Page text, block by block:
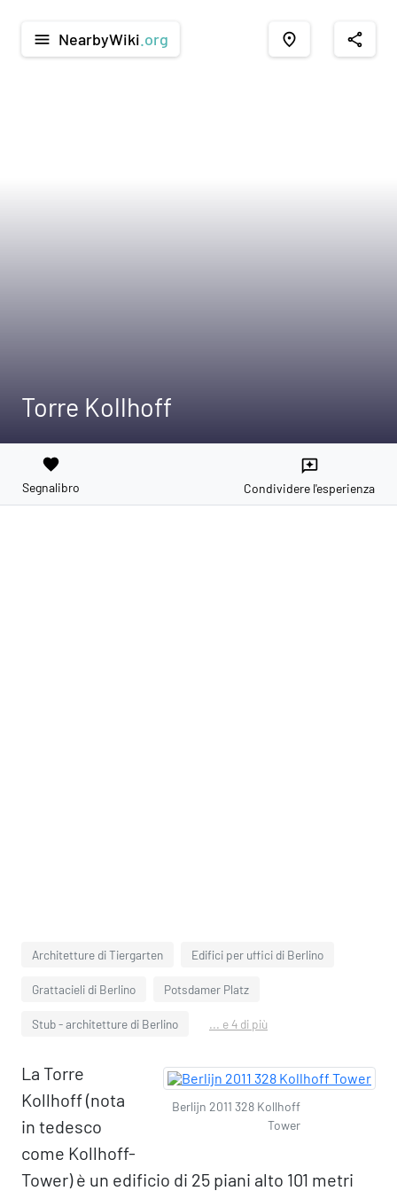
menu NearbyWiki .org place share
Torre Kollhoff
favorite
Segnalibro
reviews
Condividere l'esperienza
Architetture di Tiergarten Edifici per uffici di Berlino
Grattacieli di Berlino Potsdamer Platz
Stub - architetture di Berlino ... e 4 di più
Berlijn 2011 328 Kollhoff
Tower
La Torre
Kollhoff (nota
in tedesco
come Kollhoff-
Tower) è un edificio di 25 piani alto 101 metri